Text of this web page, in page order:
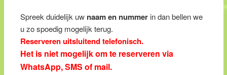
Spreek duidelijk uw naam en nummer in dan bellen we
u zo spoedig mogelijk terug.
Reserveren uitsluitend telefonisch.
Het is niet mogelijk om te reserveren via
WhatsApp, SMS of mail.